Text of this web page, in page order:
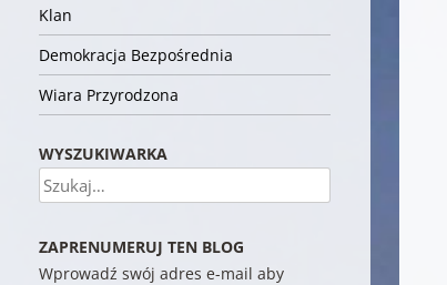
Klan
Demokracja Bezpośrednia
Wiara Przyrodzona
WYSZUKIWARKA
Szukaj
ZAPRENUMERUJ TEN BLOG
Wprowadź swój adres e-mail aby